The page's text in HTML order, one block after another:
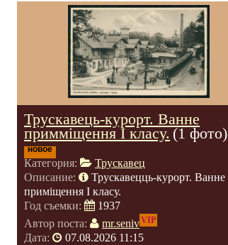
Трускавець-курорт. Ванне
примміщення I класу.(1 фото)
новое
Категория:
Трускавец
Описание:
Трускавецць-курорт. Ванне
приміщення I класу.
Год съемки:
1937
Автор поста:
mr.senivVIP
Дата:
07.08.2026 11:15